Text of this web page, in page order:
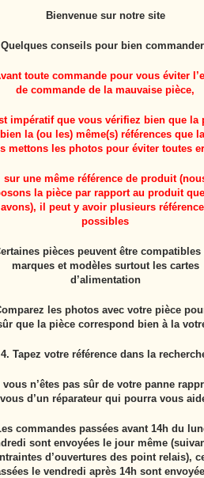
UE55MU6105K
(BN94-12195J)
Télé Écran Casser
Bienvenue sur notre site
Quelques conseils pour bien
toute commande pour vous éviter
de commande de la mauvaise pièce,
impératif que vous vérifiez bien que la
la (ou les) même(s) références que
mettons les photos pour éviter toutes
sur une même référence de produit
la pièce par rapport au produit
avons), il peut y avoir plusieurs
possibles
pièces peuvent être compatibles
marques et modèles surtout les cartes
d’alimentation
les photos avec votre pièce
que la pièce correspond bien à la
4. Tapez votre référence dans la
vous n’êtes pas sûr de votre panne
vous d’un réparateur qui pourra vous
commandes passées avant 14h du
sont envoyées le jour même
d’ouvertures des point relais),
le vendredi après 14h sont